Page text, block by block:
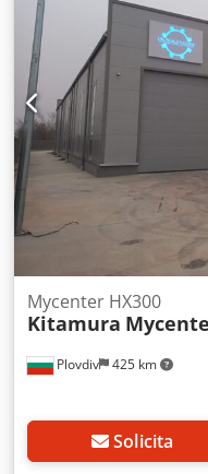
Avans lucru: 0 la 10 m/
paleți 300 x 300 mm
2450 x 1700 x 2400 mm
Plovdiv 425 km
Mycenter HX300
Kitamura
Solicita